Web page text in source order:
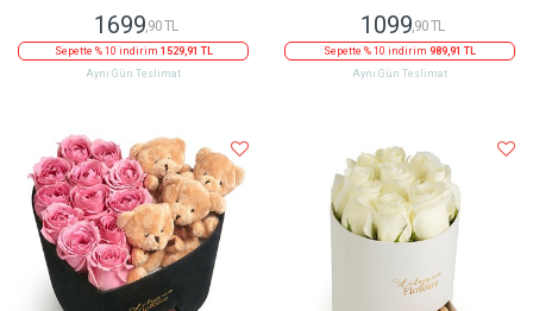
1699,90 TL
Sepette % 10 indirim 1529,91 TL
Aynı Gün Teslimat
1099,90 TL
Sepette % 10 indirim 989,91 TL
Aynı Gün Teslimat